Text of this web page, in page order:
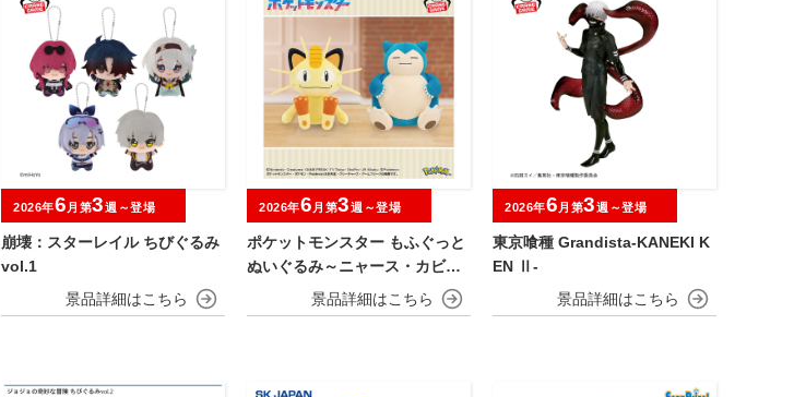
崩壊：スターレイル ちびぐるみ
vol.1
2026年6 月第3週～登場
ポケットモンスター もふぐっと
ぬいぐるみ～ニャース・カビゴ
2026年6 月第3週～登場
東京喰種 Grandista-KANEKI K
EN Ⅱ-
2026年6 月第3週～登場